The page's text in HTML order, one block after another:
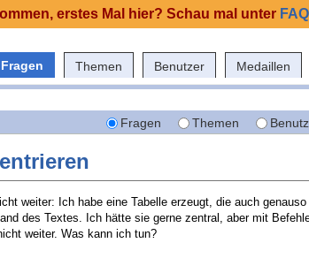
Fragen Themen Benutzer Medaillen
Fragen Themen
weiter: Ich habe eine Tabelle erzeugt, die auch
des Textes. Ich hätte sie gerne zentral, aber mit
weiter. Was kann ich tun?
erstes Mal hier? Schau mal unter FAQ